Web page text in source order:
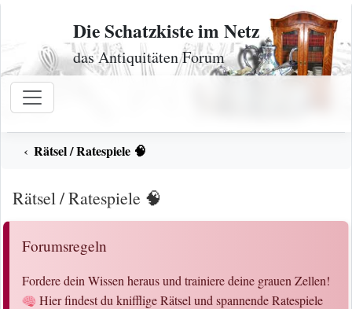
Zum Inhalt
Die Schatzkiste im Netz
das Antiquitäten Forum
Rätsel / Ratespiele 🧠
Rätsel / Ratespiele 🧠
Forumsregeln
Fordere dein Wissen heraus und trainiere deine grauen Zellen!
Hier findest du knifflige Rätsel und spannende Ratespiele